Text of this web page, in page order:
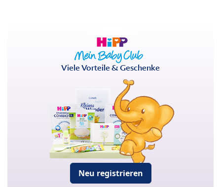
Viele Vorteile & Geschenke
Neu registrieren